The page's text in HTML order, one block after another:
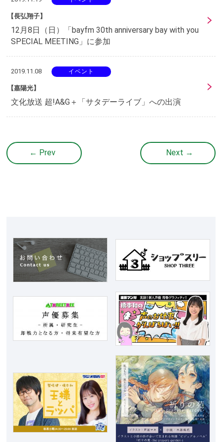
【長弘翔子】
12月8日（日）「bayfm 30th anniversary bay with you
SPECIAL MEETING」に参加
2019.11.08 イベント
【嘉陽光】
文化放送 超!A&G＋「サタデーライブ」への出演
← Prev Next →